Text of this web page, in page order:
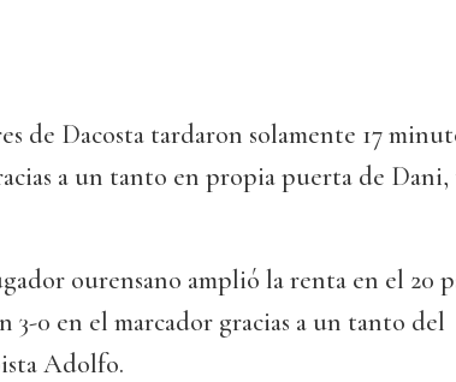
de Dacosta tardaron solamente 17
a un tanto en propia puerta de Dani,
ourensano amplió la renta en el 20
3-0 en el marcador gracias a un tanto del
Adolfo.